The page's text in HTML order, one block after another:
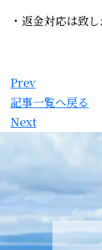
・返金対応は致し
Prev
記事一覧へ戻る
Next